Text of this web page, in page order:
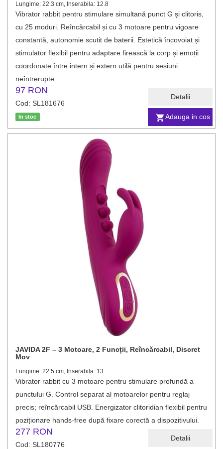
Adauga in cos
Detalii
Lungime: 22.3 cm, Inserabila: 12.8
Vibrator rabbit pentru stimulare simultană punct G și clitoris,
cu 25 moduri. Reîncărcabil și cu 3 motoare pentru vigoare
constantă, autonomie scutit de baterii. Estetică încovoiat și
stimulator flexibil pentru adaptare firească la corp și emoții
coordonate între intern și extern utilă pentru sesiuni
neîntrerupte.
97 RON
Cod: SL181676
In stoc
Detalii
JAVIDA 2F – 3 Motoare, 2 Funcții, Reîncărcabil, Discret
Mov
Lungime: 22.5 cm, Inserabila: 13
Vibrator rabbit cu 3 motoare pentru stimulare profundă a
punctului G. Control separat al motoarelor pentru reglaj
precis; reîncărcabil USB. Energizator clitoridian flexibil pentru
poziționare hands‑free după fixare corectă a dispozitivului.
277 RON
Cod: SL180776